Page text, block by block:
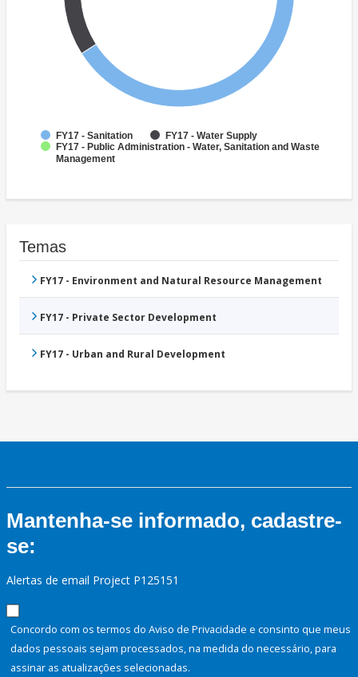
FY17 - Sanitation
FY17 - Water Supply
FY17 - Public Administration - Water, Sanitation and Waste
Management
Temas
FY17 - Environment and Natural Resource Management
FY17 - Private Sector Development
FY17 - Urban and Rural Development
Mantenha-se informado, cadastre-
se:
Alertas de email Project P125151
Concordo com os termos do Aviso de Privacidade e consinto que meus
dados pessoais sejam processados, na medida do necessário, para
assinar as atualizações selecionadas.